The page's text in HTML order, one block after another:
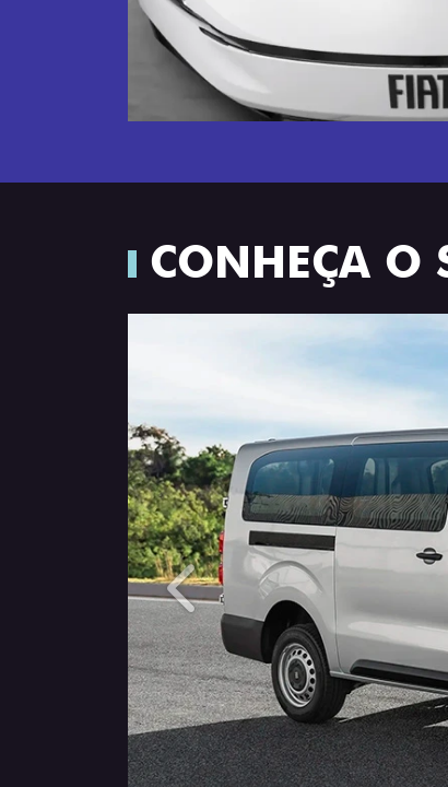
CONHEÇA O
Anterior